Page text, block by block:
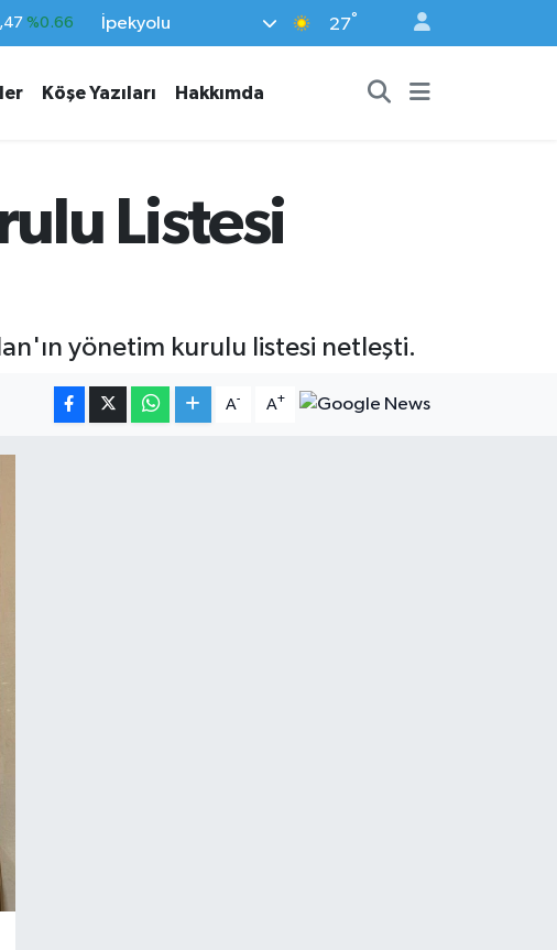
%0.05
%0.22
İpekyolu 27°
Köşe Yazıları Hakkımda
Listesi
yönetim kurulu listesi netleşti.
A- A+